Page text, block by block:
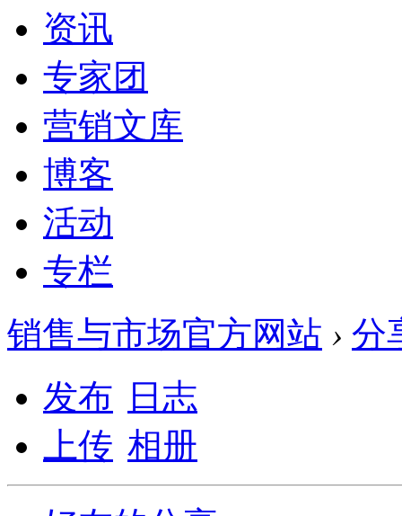
资讯
专家团
营销文库
博客
活动
专栏
销售与市场官方网站 › 分
发布
日志
上传 相册